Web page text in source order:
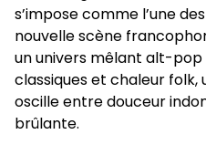
s’impose comme l’une
nouvelle scène
un univers mêlant alt-
classiques et chaleur
oscille entre douceur
brûlante.